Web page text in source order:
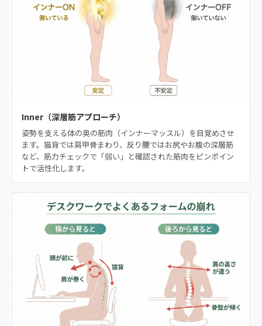
Inner（深層筋アプローチ）
姿勢を支える体の奥の筋肉（インナーマッスル）を目覚めさせ
ます。猫背では肩甲骨まわり、反り腰ではお尻やお腹の深層筋
など、筋力チェックで「弱い」と確認された筋肉をピンポイン
トで活性化します。